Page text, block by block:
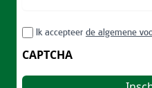
/
Postal
RGPDIk accepteer de algemene
CAPTCHA